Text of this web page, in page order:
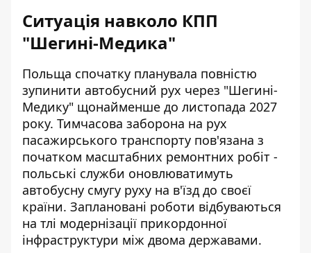
Ситуація навколо КПП
"Шегині-Медика"
Польща спочатку планувала повністю
зупинити автобусний рух через "Шегині-
Медику" щонайменше до листопада 2027
року. Тимчасова заборона на рух
пасажирського транспорту пов'язана з
початком масштабних ремонтних робіт -
польські служби оновлюватимуть
автобусну смугу руху на в'їзд до своєї
країни. Заплановані роботи відбуваються
на тлі модернізації прикордонної
інфраструктури між двома державами.